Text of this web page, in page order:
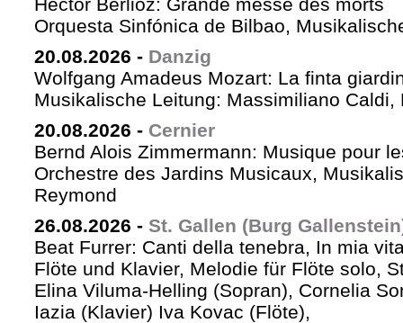
Orquesta Sinfónica de Bilbao,
20.08.2026 - Danzig
Wolfgang Amadeus Mozart: La finta
Musikalische Leitung: Massimiliano Caldi,
20.08.2026 - Cernier
Bernd Alois Zimmermann: Musique pour
Orchestre des Jardins Musicaux,
Reymond
26.08.2026 - St. Gallen (Burg
Beat Furrer: Canti della tenebra, In mia
Flöte und Klavier, Melodie für Flöte solo,
Elina Viluma-Helling (Sopran), Cornelia
Iazia (Klavier) Iva Kovac (Flöte),